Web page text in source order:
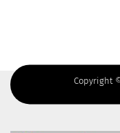
Copyright